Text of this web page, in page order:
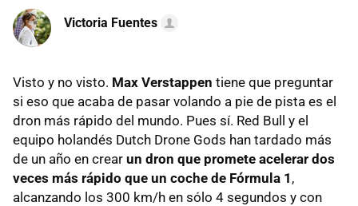
Victoria Fuentes
Visto y no visto. Max Verstappen tiene que preguntar
si eso que acaba de pasar volando a pie de pista es el
dron más rápido del mundo. Pues sí. Red Bull y el
equipo holandés Dutch Drone Gods han tardado más
de un año en crear un dron que promete acelerar dos
veces más rápido que un coche de Fórmula 1 ,
alcanzando los 300 km/h en sólo 4 segundos y con